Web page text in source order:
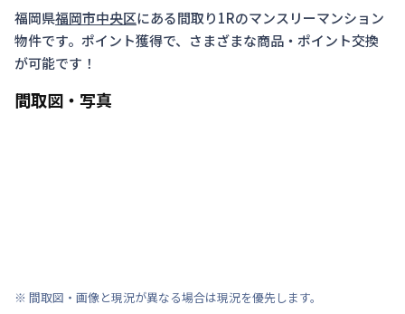
福岡県福岡市中央区にある間取り1Rのマンスリーマンション
物件です。ポイント獲得で、さまざまな商品・ポイント交換
が可能です！
間取図・写真
※ 間取図・画像と現況が異なる場合は現況を優先します。